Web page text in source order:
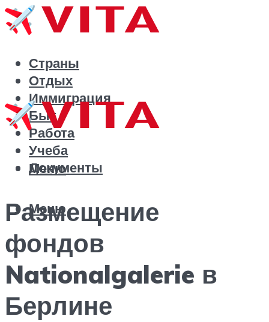
Страны
Отдых
Иммиграция
Быт
Работа
Учеба
Документы
Меню
Меню
Размещение
фондов
Nationalgalerie в
Берлине